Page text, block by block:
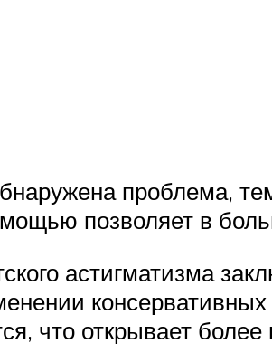
проблема,
позволяет в
астигматизма
что открывает